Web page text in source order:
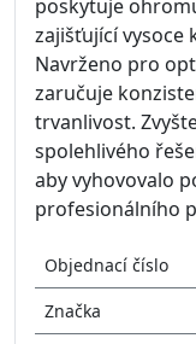
poskytuje
zajišťující vysoce
Navrženo pro
zaručuje
trvanlivost.
spolehlivého
aby vyhovovalo
profesionálního
Objednací číslo
Značka